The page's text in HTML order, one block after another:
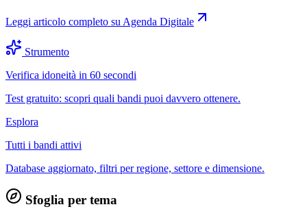
Leggi articolo completo su Agenda Digitale
Strumento
Verifica idoneità in 60 secondi
Test gratuito: scopri quali bandi puoi davvero ottenere.
Esplora
Tutti i bandi attivi
Database aggiornato, filtri per regione, settore e dimensione.
Sfoglia per tema